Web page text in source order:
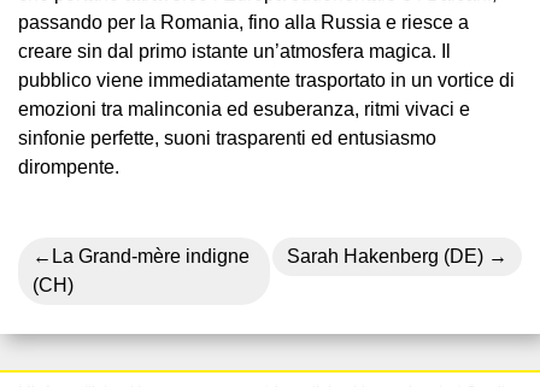
passando per la Romania, fino alla Russia e riesce a
creare sin dal primo istante un’atmosfera magica. Il
pubblico viene immediatamente trasportato in un vortice di
emozioni tra malinconia ed esuberanza, ritmi vivaci e
sinfonie perfette, suoni trasparenti ed entusiasmo
dirompente.
Navigazione
articoli
La Grand-mère indigne
(CH)
Sarah Hakenberg (DE)